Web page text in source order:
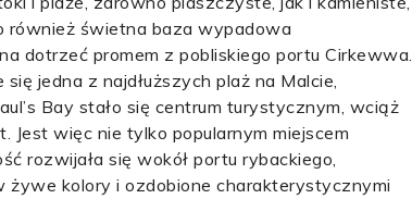
również świetna baza wypadowa
dotrzeć promem z pobliskiego portu Cirkewwa.
jedna z najdłuższych plaż na Malcie,
Bay stało się centrum turystycznym, wciąż
Jest więc nie tylko popularnym miejscem
rozwijała się wokół portu rybackiego,
żywe kolory i ozdobione charakterystycznymi